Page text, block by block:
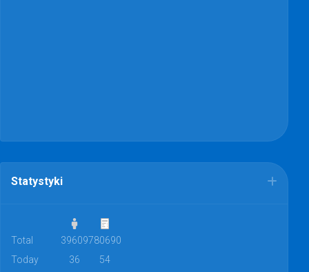
Statystyki
Total 39609780690
Today
36
54